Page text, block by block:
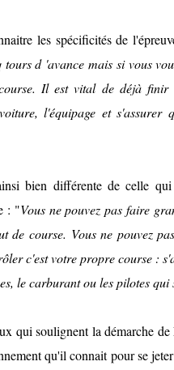
les spécificités de
d 'avance mais si vous
Il est vital de déjà finir
l'équipage et s'assurer
bien différente de celle
: "Vous ne pouvez pas faire
de course. Vous ne pouvez
c'est votre propre course :
le carburant ou les pilotes qui
qui soulignent la démarche
qu'il connait pour se